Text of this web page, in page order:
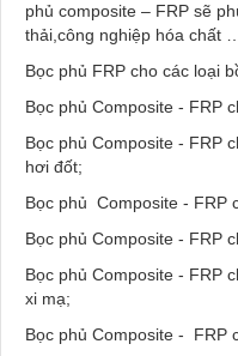
phủ composite – FRP sẽ
thải,công nghiệp hóa chất
Bọc phủ FRP cho các loại
Bọc phủ Composite - FRP
Bọc phủ Composite - FRP
hơi đốt;
Bọc phủ Composite - FRP
Bọc phủ Composite - FRP
Bọc phủ Composite - FRP
xi mạ;
Bọc phủ Composite - FRP